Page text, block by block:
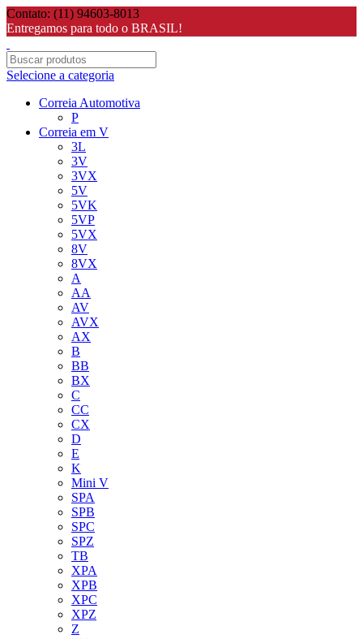
Contato: (11) 94603-8013
Entregamos para todo o BRASIL!
Selecione a categoria
Correia Automotiva
P
Correia em V
3L
3V
3VX
5V
5VK
5VP
5VX
8V
8VX
A
AA
AV
AVX
AX
B
BB
BX
C
CC
CX
D
E
K
Mini V
SPA
SPB
SPC
SPZ
TB
XPA
XPB
XPC
XPZ
Z